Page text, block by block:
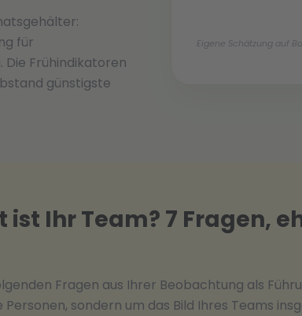
für
Die Frühindikatoren
günstigste
Eigene Schätzung auf
ist Ihr Team? 7 Fragen,
Fragen aus Ihrer Beobachtung als
sondern um das Bild Ihres Teams